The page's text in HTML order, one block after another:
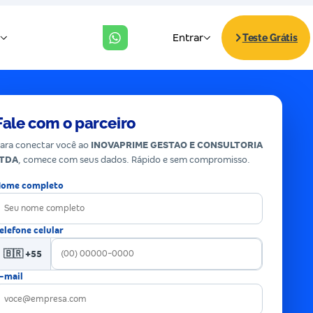
com o parceiro
conectar você ao INOVAPRIME GESTAO E CONSULTORIA
, comece com seus dados. Rápido e sem compromisso.
completo
celular
🇧🇷 +55
mail